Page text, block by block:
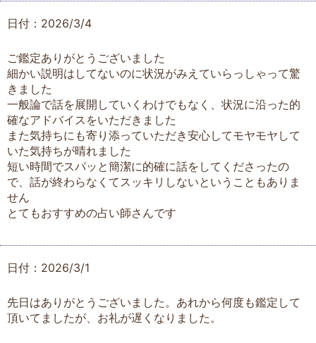
日付：2026/3/4
ご鑑定ありがとうございました
細かい説明はしてないのに状況がみえていらっしゃって驚
きました
一般論で話を展開していくわけでもなく、状況に沿った的
確なアドバイスをいただきました
また気持ちにも寄り添っていただき安心してモヤモヤして
いた気持ちが晴れました
短い時間でスパッと簡潔に的確に話をしてくださったの
で、話が終わらなくてスッキリしないということもありま
せん
とてもおすすめの占い師さんです
日付：2026/3/1
先日はありがとうございました。あれから何度も鑑定して
頂いてましたが、お礼が遅くなりました。